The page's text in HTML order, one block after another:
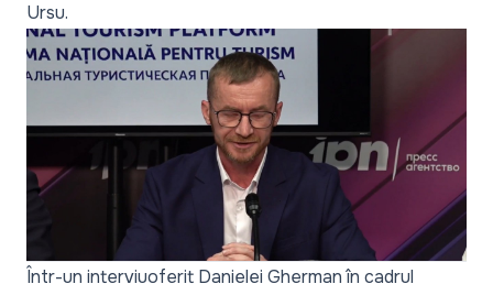
Ursu.
Într-un interviuoferit Danielei Gherman în cadrul